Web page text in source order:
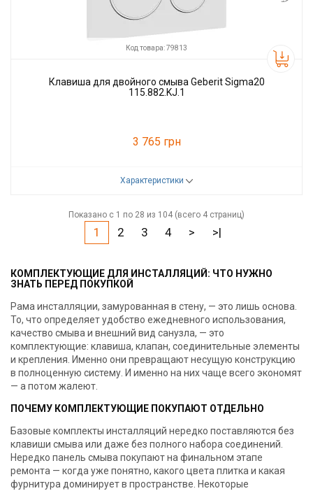
Код товара: 79813
Клавиша для двойного смыва Geberit Sigma20
115.882.KJ.1
3 765 грн
Характеристики
Показано с 1 по 28 из 104 (всего 4 страниц)
1 2 3 4 > >|
КОМПЛЕКТУЮЩИЕ ДЛЯ ИНСТАЛЛЯЦИЙ: ЧТО НУЖНО
ЗНАТЬ ПЕРЕД ПОКУПКОЙ
Рама инсталляции, замурованная в стену, — это лишь основа.
То, что определяет удобство ежедневного использования,
качество смыва и внешний вид санузла, — это
комплектующие: клавиша, клапан, соединительные элементы
и крепления. Именно они превращают несущую конструкцию
в полноценную систему. И именно на них чаще всего экономят
— а потом жалеют.
ПОЧЕМУ КОМПЛЕКТУЮЩИЕ ПОКУПАЮТ ОТДЕЛЬНО
Базовые комплекты инсталляций нередко поставляются без
клавиши смыва или даже без полного набора соединений.
Нередко панель смыва покупают на финальном этапе
ремонта — когда уже понятно, какого цвета плитка и какая
фурнитура доминирует в пространстве. Некоторые